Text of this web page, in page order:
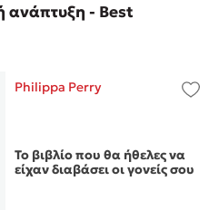
ανάπτυξη - Best
Philippa Perry
Το βιβλίο που θα ήθελες να
είχαν διαβάσει οι γονείς σου